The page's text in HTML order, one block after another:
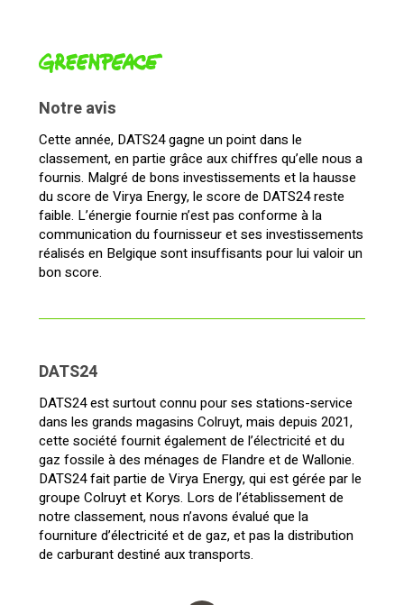
Notre avis
Cette année, DATS24 gagne un point dans le
classement, en partie grâce aux chiffres qu’elle nous a
fournis. Malgré de bons investissements et la hausse
du score de Virya Energy, le score de DATS24 reste
faible. L’énergie fournie n’est pas conforme à la
communication du fournisseur et ses investissements
réalisés en Belgique sont insuffisants pour lui valoir un
bon score.
DATS24
DATS24 est surtout connu pour ses stations-service
dans les grands magasins Colruyt, mais depuis 2021,
cette société fournit également de l’électricité et du
gaz fossile à des ménages de Flandre et de Wallonie.
DATS24 fait partie de Virya Energy, qui est gérée par le
groupe Colruyt et Korys. Lors de l’établissement de
notre classement, nous n’avons évalué que la
fourniture d’électricité et de gaz, et pas la distribution
de carburant destiné aux transports.